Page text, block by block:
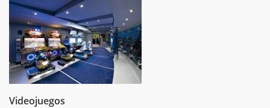
Videojuegos